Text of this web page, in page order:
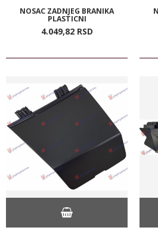
NOSAC ZADNJEG BRANIKA
PLASTICNI
4.049,82 RSD